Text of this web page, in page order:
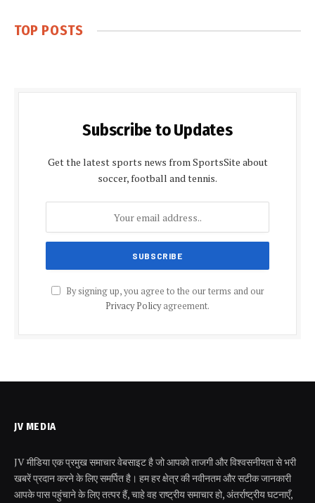
TOP POSTS
Subscribe to Updates
Get the latest sports news from SportsSite about
soccer, football and tennis.
By signing up, you agree to the our terms and our
Privacy Policyagreement.
JV MEDIA
JV मीडिया एक प्रमुख समाचार वेबसाइट है जो आपको ताजगी और विश्वसनीयता से भरी
खबरें प्रदान करने के लिए समर्पित है। हम हर क्षेत्र की नवीनतम और सटीक जानकारी
आपके पास पहुंचाने के लिए तत्पर हैं, चाहे वह राष्ट्रीय समाचार हो, अंतर्राष्ट्रीय घटनाएँ,